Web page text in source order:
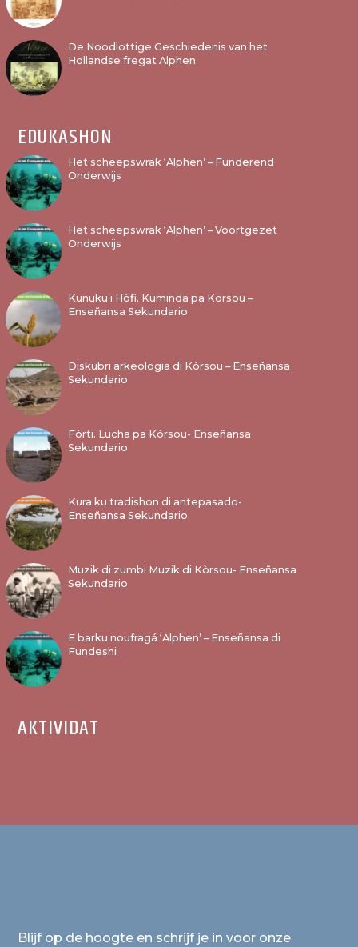
De Noodlottige Geschiedenis van het
Hollandse fregat Alphen
EDUKASHON
Het scheepswrak ‘Alphen’ – Funderend
Onderwijs
Het scheepswrak ‘Alphen’ – Voortgezet
Onderwijs
Kunuku i Hòfi. Kuminda pa Korsou –
Enseñansa Sekundario
Diskubri arkeologia di Kòrsou – Enseñansa
Sekundario
Fòrti. Lucha pa Kòrsou- Enseñansa
Sekundario
Kura ku tradishon di antepasado-
Enseñansa Sekundario
Muzik di zumbi Muzik di Kòrsou- Enseñansa
Sekundario
E barku noufragá ‘Alphen’ – Enseñansa di
Fundeshi
AKTIVIDAT
Blijf op de hoogte en schrijf je in voor onze